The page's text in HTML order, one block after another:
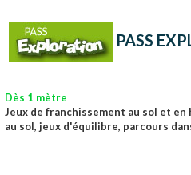
PASS
Dès 1 mètre
Jeux de franchissement au sol et
au sol, jeux d'équilibre, parcours